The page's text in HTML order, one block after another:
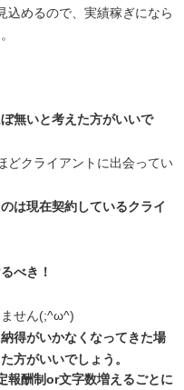
込めるので、実績稼ぎになら
無いと考えた方がいいで
どクライアントに出会ってい
は現在契約しているクライ
べき！
ません(;^ω^)
得がいかなくなってきた場
方がいいでしょう。
報酬制or文字数増えるごとに